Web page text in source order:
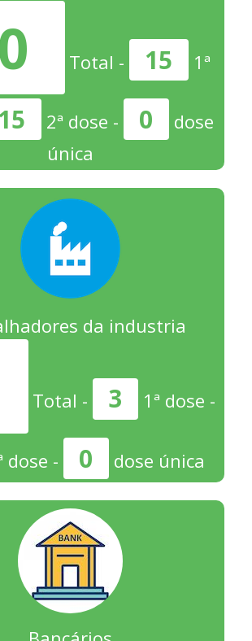
Total - 15 1ª
15 2ª dose - 0
dose
única
da industria
Total - 3 1ª dose -
dose - 0 dose única